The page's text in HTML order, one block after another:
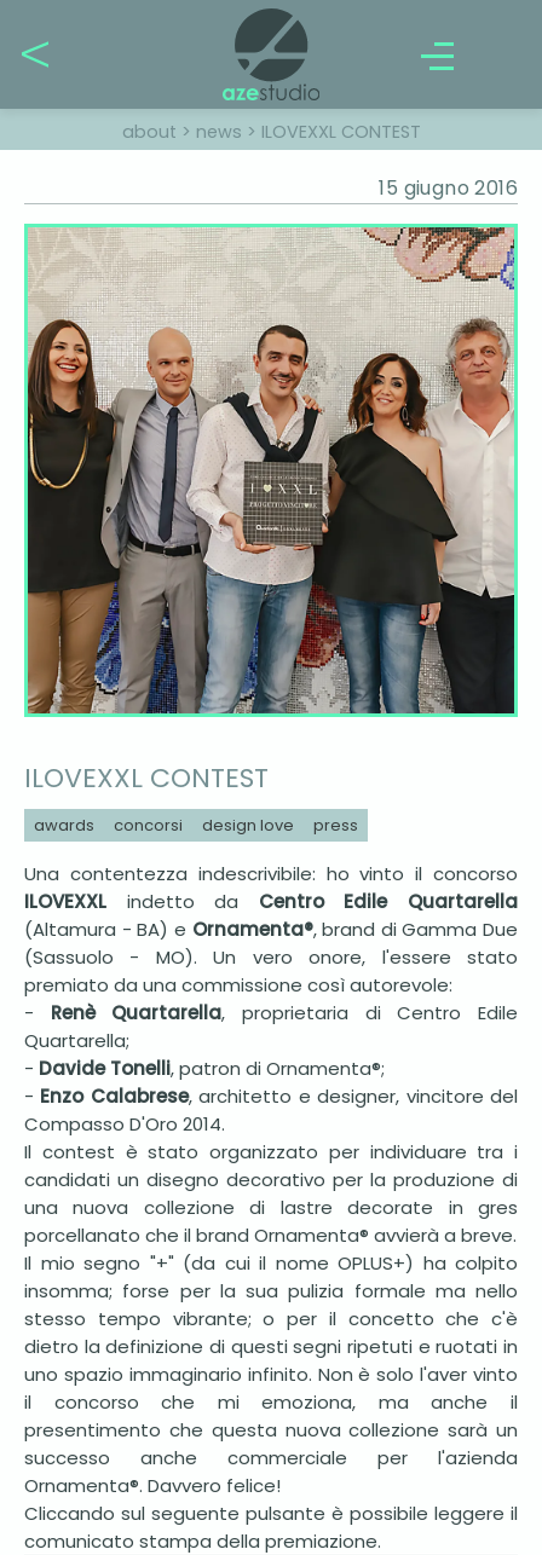
about > news > ILOVEXXL CONTEST
15 giugno 2016
ILOVEXXL CONTEST
awards concorsi design love press
Una contentezza indescrivibile: ho vinto il concorso
ILOVEXXL indetto da Centro Edile Quartarella
(Altamura - BA) e Ornamenta®, brand di Gamma Due
(Sassuolo - MO). Un vero onore, l'essere stato
premiato da una commissione così autorevole:
- Renè Quartarella, proprietaria di Centro Edile
Quartarella;
- Davide Tonelli, patron di Ornamenta®;
- Enzo Calabrese, architetto e designer, vincitore del
Compasso D'Oro 2014.
Il contest è stato organizzato per individuare tra i
candidati un disegno decorativo per la produzione di
una nuova collezione di lastre decorate in gres
porcellanato che il brand Ornamenta® avvierà a breve.
Il mio segno "+" (da cui il nome OPLUS+) ha colpito
insomma; forse per la sua pulizia formale ma nello
stesso tempo vibrante; o per il concetto che c'è
dietro la definizione di questi segni ripetuti e ruotati in
uno spazio immaginario infinito. Non è solo l'aver vinto
il concorso che mi emoziona, ma anche il
presentimento che questa nuova collezione sarà un
successo anche commerciale per l'azienda
Ornamenta®. Davvero felice!
Cliccando sul seguente pulsante è possibile leggere il
comunicato stampa della premiazione.